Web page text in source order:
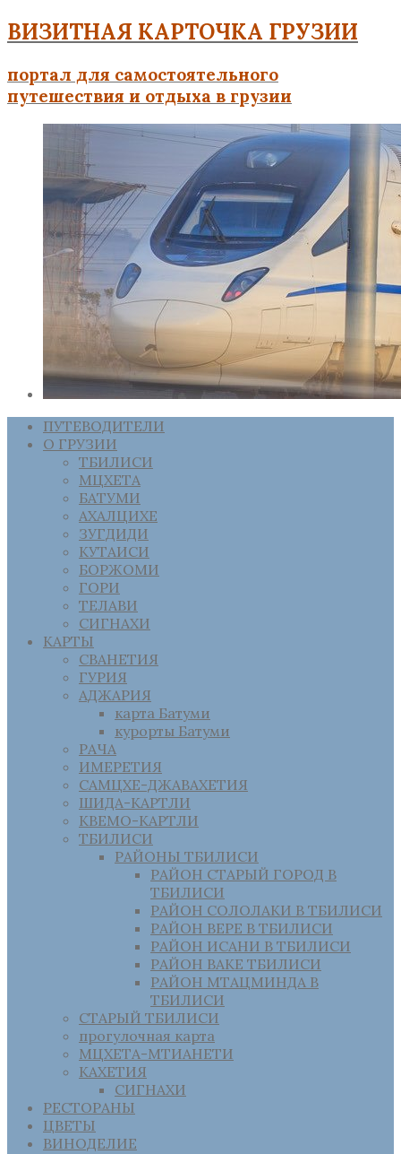
ВИЗИТНАЯ КАРТОЧКА ГРУЗИИ
портал для самостоятельного
путешествия и отдыха в грузии
ПУТЕВОДИТЕЛИ
О ГРУЗИИ
ТБИЛИСИ
МЦХЕТА
БАТУМИ
АХАЛЦИХЕ
ЗУГДИДИ
КУТАИСИ
БОРЖОМИ
ГОРИ
ТЕЛАВИ
СИГНАХИ
КАРТЫ
СВАНЕТИЯ
ГУРИЯ
АДЖАРИЯ
карта Батуми
курорты Батуми
РАЧА
ИМЕРЕТИЯ
САМЦХЕ-ДЖАВАХЕТИЯ
ШИДА-КАРТЛИ
КВЕМО-КАРТЛИ
ТБИЛИСИ
РАЙОНЫ ТБИЛИСИ
РАЙОН СТАРЫЙ ГОРОД В
ТБИЛИСИ
РАЙОН СОЛОЛАКИ В ТБИЛИСИ
РАЙОН ВЕРЕ В ТБИЛИСИ
РАЙОН ИСАНИ В ТБИЛИСИ
РАЙОН ВАКЕ ТБИЛИСИ
РАЙОН МТАЦМИНДА В
ТБИЛИСИ
СТАРЫЙ ТБИЛИСИ
прогулочная карта
МЦХЕТА-МТИАНЕТИ
КАХЕТИЯ
СИГНАХИ
РЕСТОРАНЫ
ЦВЕТЫ
ВИНОДЕЛИЕ